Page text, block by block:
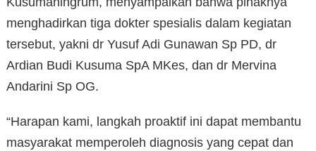
menghadirkan tiga dokter spesialis dalam kegiatan
tersebut, yakni dr Yusuf Adi Gunawan Sp PD, dr
Ardian Budi Kusuma SpA MKes, dan dr Mervina
Andarini Sp OG.
“Harapan kami, langkah proaktif ini dapat membantu
masyarakat memperoleh diagnosis yang cepat dan